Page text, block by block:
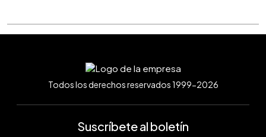
Todos los derechos reservados 1999-2026
Suscríbete al boletín